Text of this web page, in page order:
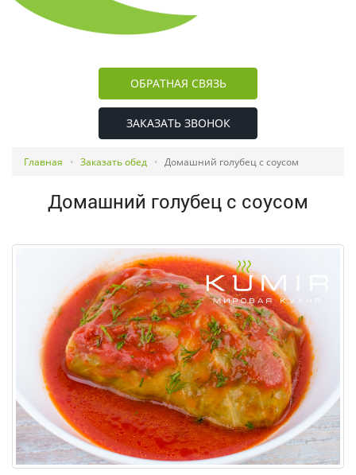
ОБРАТНАЯ СВЯЗЬ
ЗАКАЗАТЬ ЗВОНОК
Главная Заказать обед Домашний голубец с соусом
Домашний голубец с соусом